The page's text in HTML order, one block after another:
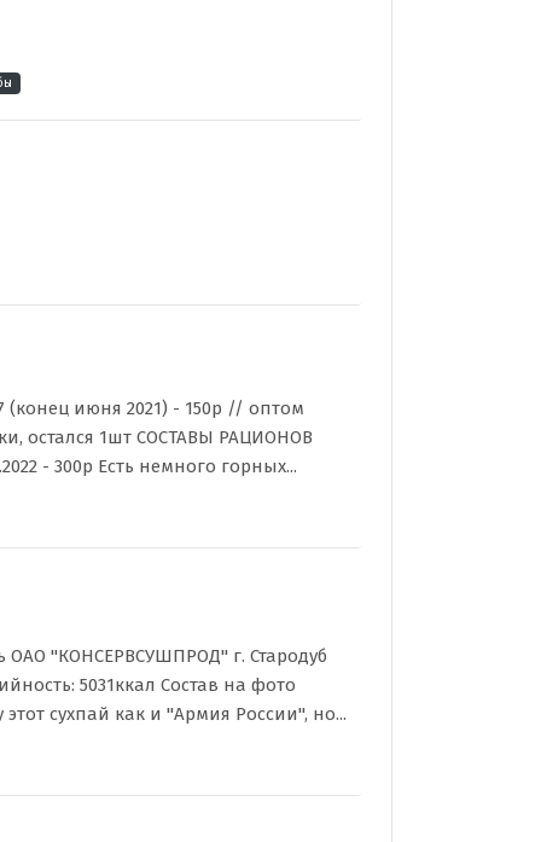
июня 2021) - 150р // оптом
остался 1шт СОСТАВЫ РАЦИОНОВ
- 300р Есть немного горных...
"КОНСЕРВСУШПРОД" г. Стародуб
5031ккал Состав на фото
сухпай как и "Армия России", но...